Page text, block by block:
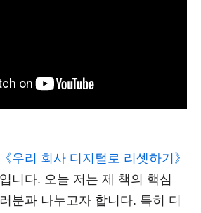
《우리 회사 디지털로 리셋하기》
니다. 오늘 저는 제 책의 핵심
분과 나누고자 합니다. 특히 디